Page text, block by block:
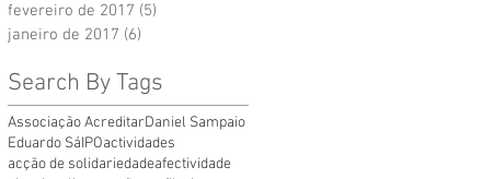
fevereiro de 2017 (5)
janeiro de 2017 (6)
Search By Tags
Associação AcreditarDaniel Sampaio
Eduardo SáIPOactividades
acção de solidariedadeafectividade